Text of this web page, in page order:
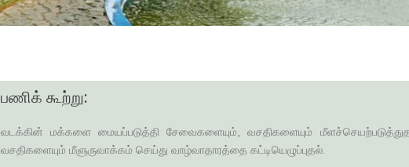
பணிக் கூற்று:
வடக்கின் மக்களை மையப்படுத்தி சேவைகளையும், வசதிகளையும்
வசதிகளையும் மீளுருவாக்கம் செய்து வாழ்வாதாரத்தை கட்டியெழுப்புதல்.